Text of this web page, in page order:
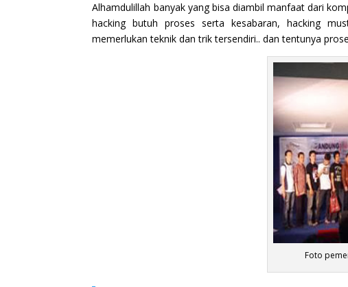
Alhamdulillah banyak yang bisa diambil manfaat dari
hacking butuh proses serta kesabaran, hacking
memerlukan teknik dan trik tersendiri.. dan tentunya
Foto